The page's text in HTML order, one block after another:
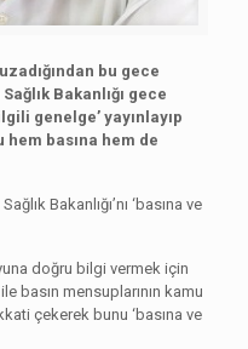
bu gece
Bakanlığı gece
genelge’ yayınlayıp
hem basına hem de
Bakanlığı’nı ‘basına ve
doğru bilgi vermek için
basın mensuplarının kamu
çekerek bunu ‘basına ve